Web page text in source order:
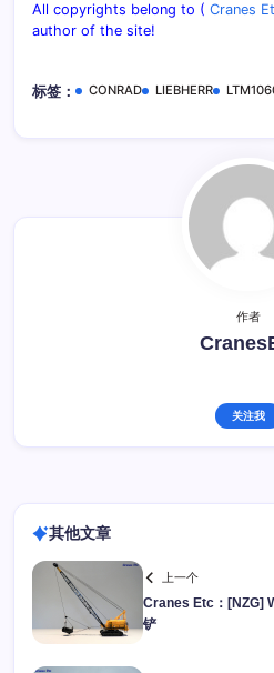
All copyrights belong to ( Cranes
author of the site!
标签： CONRAD LIEBHERR
作者
关注我
其他文章
上一个
Cranes Etc：[NZG]
铲